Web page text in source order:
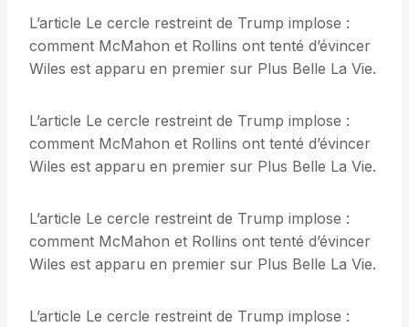
L’article Le cercle restreint de Trump implose :
comment McMahon et Rollins ont tenté d’évincer
Wiles est apparu en premier sur Plus Belle La Vie.
L’article Le cercle restreint de Trump implose :
comment McMahon et Rollins ont tenté d’évincer
Wiles est apparu en premier sur Plus Belle La Vie.
L’article Le cercle restreint de Trump implose :
comment McMahon et Rollins ont tenté d’évincer
Wiles est apparu en premier sur Plus Belle La Vie.
L’article Le cercle restreint de Trump implose :